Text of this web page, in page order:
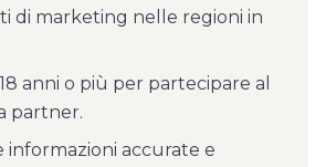
di marketing nelle regioni in
anni o più per partecipare al
partner.
informazioni accurate e